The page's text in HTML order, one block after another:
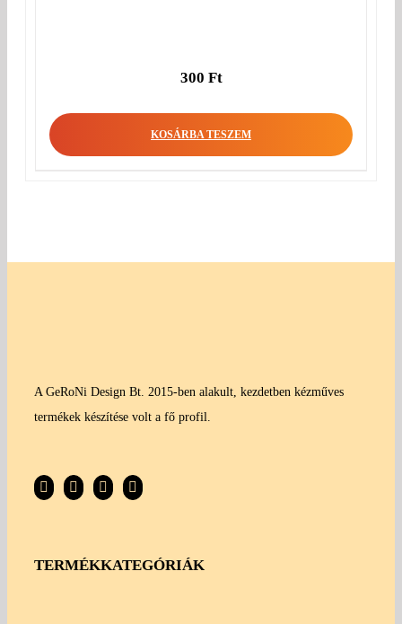
300 Ft
KOSÁRBA TESZEM
A GeRoNi Design Bt. 2015-ben alakult, kezdetben kézműves
termékek készítése volt a fő profil.
TERMÉKKATEGÓRIÁK